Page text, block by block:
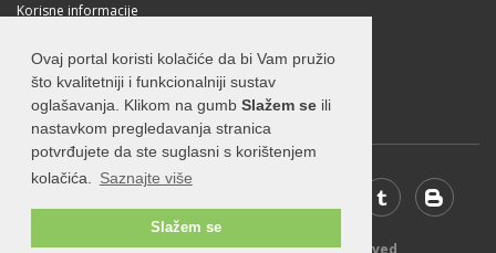
Ovaj portal koristi kolačiće da bi Vam pružio
što kvalitetniji i funkcionalniji sustav
oglašavanja. Klikom na gumb Slažem se ili
nastavkom pregledavanja stranica
potvrđujete da ste suglasni s korištenjem
kolačića.
Saznajte više
Slažem se
Korisne informacije
Free Mobile App
Visit Croatia
© 2026 Visit-Hvar.com - All rights reserved